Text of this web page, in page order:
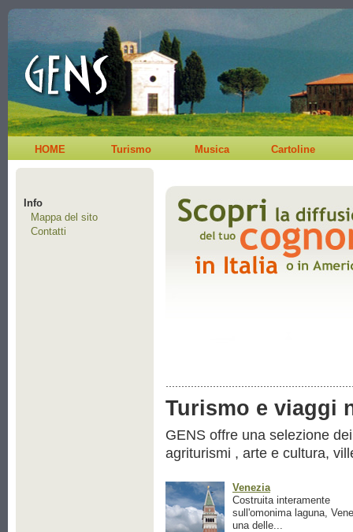
HOME Turismo Musica Cartoline
Info
Mappa del sito
Contatti
Turismo e viaggi
GENS offre una selezione
agriturismi , arte e cultura,
Venezia
Costruita interamente
sull'omonima laguna,
una delle...